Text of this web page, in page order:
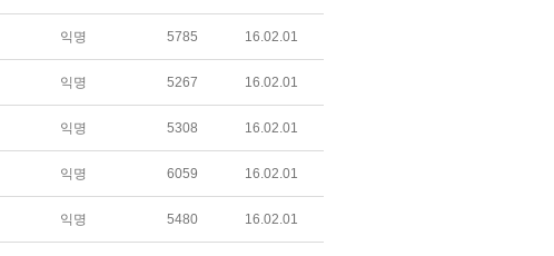
익명 5785 16.02.01
익명 5267 16.02.01
익명 5308 16.02.01
익명 6059 16.02.01
익명 5480 16.02.01